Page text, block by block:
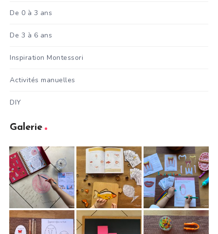
De 0 à 3 ans
De 3 à 6 ans
Inspiration Montessori
Activités manuelles
DIY
Galerie